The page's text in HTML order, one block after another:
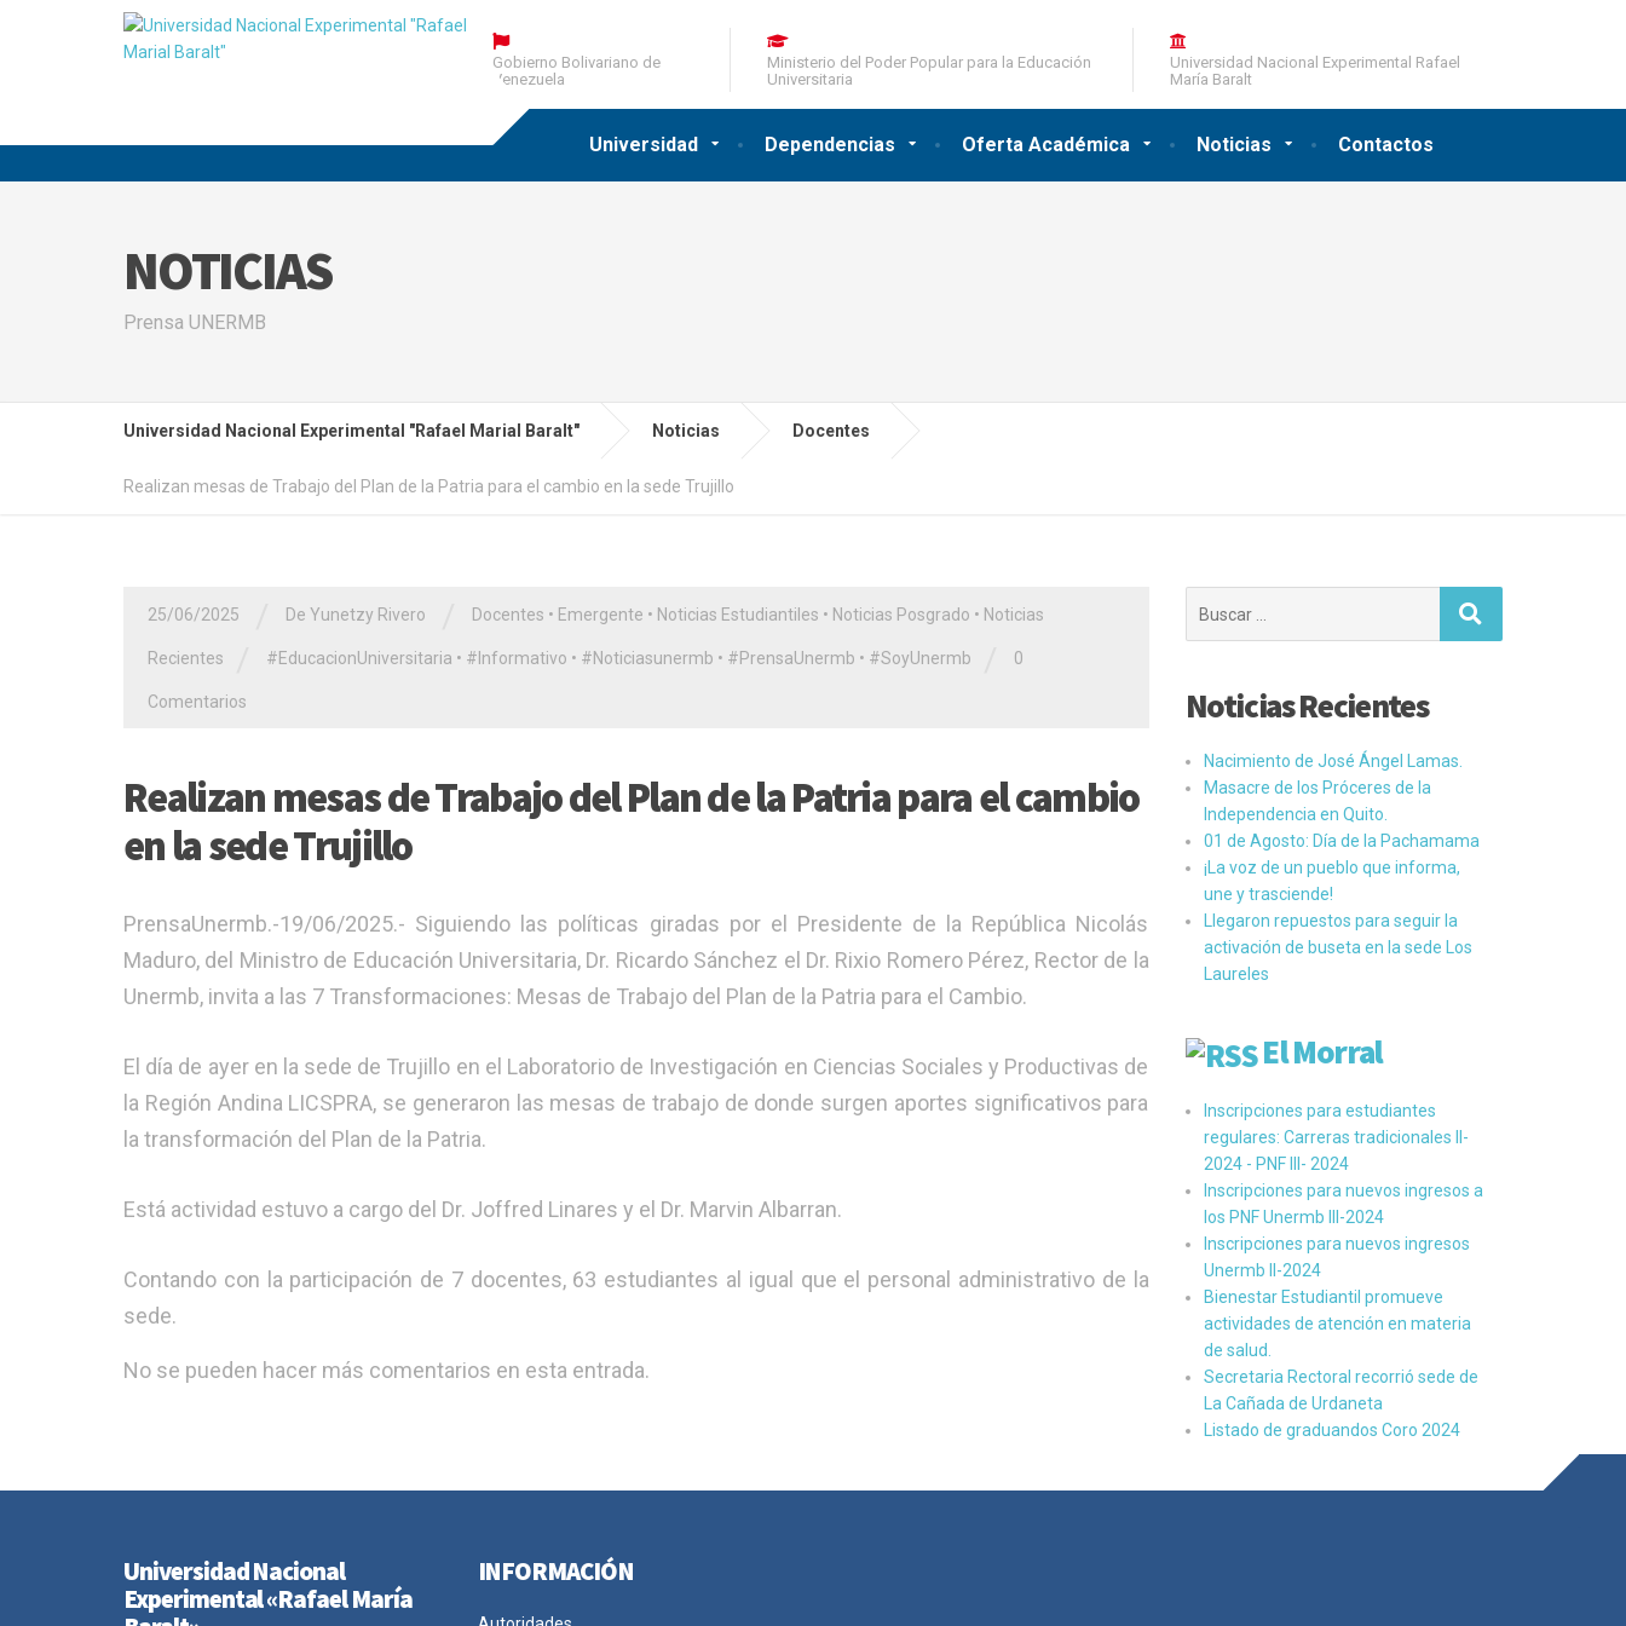
Universidad Dependencias Oferta Académica Noticias Contactos
Gobierno Bolivariano de
Venezuela
Ministerio del Poder Popular para la Educación
Universitaria
Universidad Nacional Experimental Rafael
María Baralt
NOTICIAS
Prensa UNERMB
Universidad Nacional Experimental "Rafael Marial Baralt" Noticias Docentes
Realizan mesas de Trabajo del Plan de la Patria para el cambio en la sede Trujillo
25/06/2025 De Yunetzy Rivero Docentes • Emergente • Noticias Estudiantiles • Noticias Posgrado • Noticias
Recientes #EducacionUniversitaria • #Informativo • #Noticiasunermb • #PrensaUnermb • #SoyUnermb 0
Comentarios
Realizan mesas de Trabajo del Plan de la Patria para el cambio
en la sede Trujillo
PrensaUnermb.-19/06/2025.- Siguiendo las políticas giradas por el Presidente de la República Nicolás
Maduro, del Ministro de Educación Universitaria, Dr. Ricardo Sánchez el Dr. Rixio Romero Pérez, Rector de la
Unermb, invita a las 7 Transformaciones: Mesas de Trabajo del Plan de la Patria para el Cambio.
El día de ayer en la sede de Trujillo en el Laboratorio de Investigación en Ciencias Sociales y Productivas de
la Región Andina LICSPRA, se generaron las mesas de trabajo de donde surgen aportes significativos para
la transformación del Plan de la Patria.
Está actividad estuvo a cargo del Dr. Joffred Linares y el Dr. Marvin Albarran.
Contando con la participación de 7 docentes, 63 estudiantes al igual que el personal administrativo de la
sede.
No se pueden hacer más comentarios en esta entrada.
Noticias Recientes
Nacimiento de José Ángel Lamas.
Masacre de los Próceres de la
Independencia en Quito.
01 de Agosto: Día de la Pachamama
¡La voz de un pueblo que informa,
une y trasciende!
Llegaron repuestos para seguir la
activación de buseta en la sede Los
Laureles
El Morral
Inscripciones para estudiantes
regulares: Carreras tradicionales II-
2024 - PNF III- 2024
Inscripciones para nuevos ingresos a
los PNF Unermb III-2024
Inscripciones para nuevos ingresos
Unermb II-2024
Bienestar Estudiantil promueve
actividades de atención en materia
de salud.
Secretaria Rectoral recorrió sede de
La Cañada de Urdaneta
Listado de graduandos Coro 2024
Universidad Nacional
Experimental «Rafael María
INFORMACIÓN